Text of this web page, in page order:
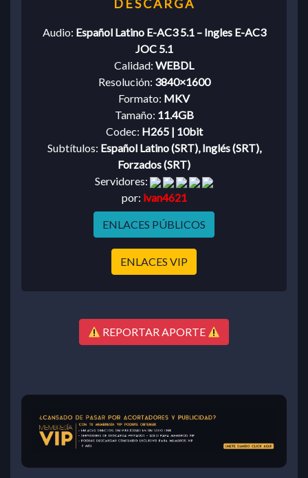
Audio: Español Latino E-AC3 5.1 – Ingles E-AC3
JOC 5.1
Calidad: WEBDL
Resolución: 3840×1600
Formato: MKV
Tamaño: 11.4GB
Codec: H265 | 10bit
Subtítulos: Español Latino (SRT), Inglés (SRT),
Forzados (SRT)
Servidores:
por: ivan4621
ENLACES PÚBLICOS
ENLACES VIP
REPORTAR APORTE